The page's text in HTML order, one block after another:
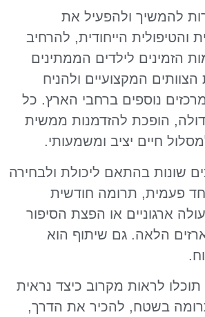
להמשיך ולהפעיל את
והטיפולית הייחודית, להרחיב
הזמינים לילדים הממתינים
המקצועיים ולהניח
נוספים ברחבי הארץ. כל
הופכת להזדמנות ממשית
חיים יציב ומשמעותי.
שונות בהתאם ליכולת ולבחירה
פעמית, תרומה חודשית
ארגוניים או הפצת הסיפור
הלאה. גם שיתוף הוא
לראות מקרוב כיצד נראית
בשטח, להכיר את הדרך,